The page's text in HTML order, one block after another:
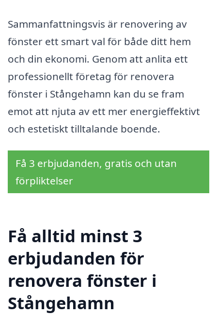
Sammanfattningsvis är renovering av
fönster ett smart val för både ditt hem
och din ekonomi. Genom att anlita ett
professionellt företag för renovera
fönster i Stångehamn kan du se fram
emot att njuta av ett mer energieffektivt
och estetiskt tilltalande boende.
Få 3 erbjudanden, gratis och utan
förpliktelser
Få alltid minst 3
erbjudanden för
renovera fönster i
Stångehamn